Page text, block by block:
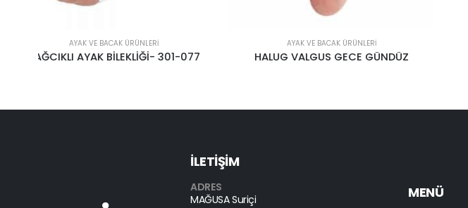
AYAK VE BACAK ÜRÜNLERI
HALUG VALGUS GECE GÜNDÜZ
AYAK VE BACAK ÜRÜNLERI
AYAK BİLEKLİĞİ – 301-007
İLETİŞİM
ADRES
MAĞUSA Suriçi
MENÜ